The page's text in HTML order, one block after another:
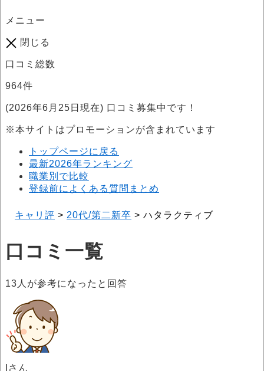
メニュー
閉じる
口コミ総数
964件
(2026年6月25日現在) 口コミ募集中です！
※本サイトはプロモーションが含まれています
トップページに戻る
最新2026年ランキング
職業別で比較
登録前によくある質問まとめ
キャリ評 > 20代/第二新卒 > ハタラクティブ
口コミ一覧
13 人が参考になったと回答
Iさん